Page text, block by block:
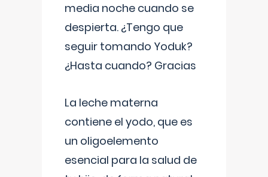
media noche cuando se
despierta. ¿Tengo que
seguir tomando Yoduk?
¿Hasta cuando? Gracias
La leche materna
contiene el yodo, que es
un oligoelemento
esencial para la salud de